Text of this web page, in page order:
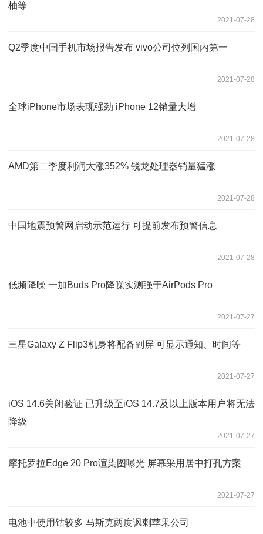
柚等
2021-07-28
Q2季度中国手机市场报告发布 vivo公司位列国内第一
2021-07-28
全球iPhone市场表现强劲 iPhone 12销量大增
2021-07-28
AMD第二季度利润大涨352% 锐龙处理器销量猛涨
2021-07-28
中国地震预警网启动示范运行 可提前发布预警信息
2021-07-28
低频降噪 一加Buds Pro降噪实测强于AirPods Pro
2021-07-27
三星Galaxy Z Flip3机身将配备副屏 可显示通知、时间等
2021-07-27
iOS 14.6关闭验证 已升级至iOS 14.7及以上版本用户将无法
降级
2021-07-27
摩托罗拉Edge 20 Pro渲染图曝光 屏幕采用居中打孔方案
2021-07-27
电池中使用钴较多 马斯克两度讽刺苹果公司